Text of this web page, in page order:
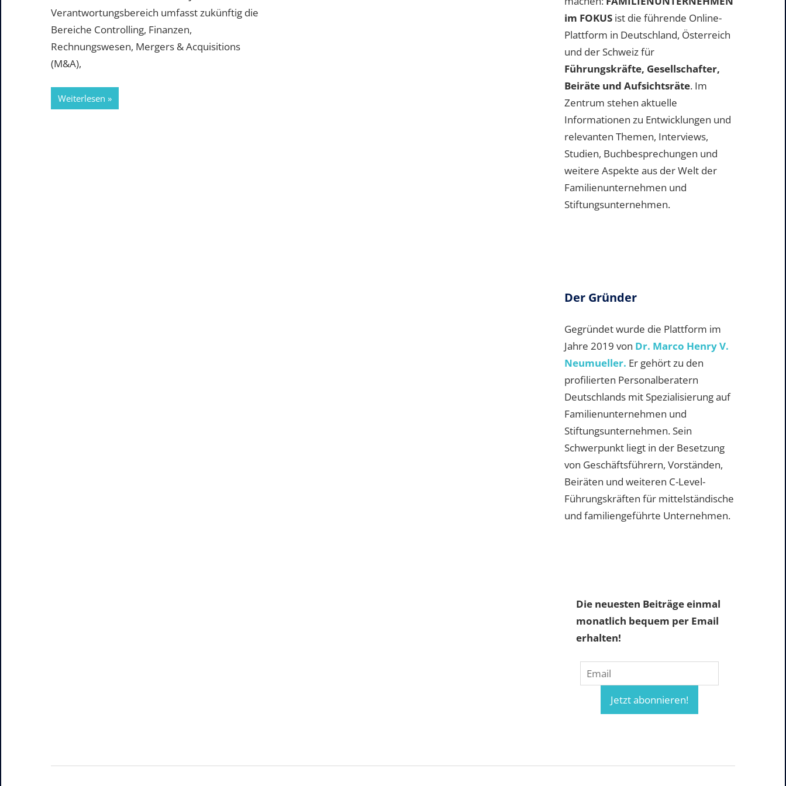
Verantwortungsbereich umfasst zukünftig die
Bereiche Controlling, Finanzen,
Rechnungswesen, Mergers & Acquisitions
(M&A),
Weiterlesen
im FOKUS ist die führende Online-
Plattform in Deutschland, Österreich
und der Schweiz für
Führungskräfte, Gesellschafter,
Beiräte und Aufsichtsräte. Im
Zentrum stehen aktuelle
Informationen zu Entwicklungen und
relevanten Themen, Interviews,
Studien, Buchbesprechungen und
weitere Aspekte aus der Welt der
Familienunternehmen und
Stiftungsunternehmen.
Der Gründer
Gegründet wurde die Plattform im
Jahre 2019 von Dr. Marco Henry V.
Neumueller. Er gehört zu den
profilierten Personalberatern
Deutschlands mit Spezialisierung auf
Familienunternehmen und
Stiftungsunternehmen. Sein
Schwerpunkt liegt in der Besetzung
von Geschäftsführern, Vorständen,
Beiräten und weiteren C-Level-
Führungskräften für mittelständische
und familiengeführte Unternehmen.
Die neuesten Beiträge einmal
monatlich bequem per Email
erhalten!